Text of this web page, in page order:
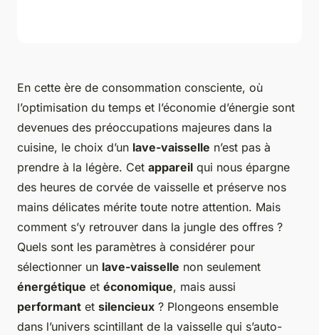
En cette ère de consommation consciente, où
l’optimisation du temps et l’économie d’énergie sont
devenues des préoccupations majeures dans la
cuisine, le choix d’un lave-vaisselle n’est pas à
prendre à la légère. Cet appareil qui nous épargne
des heures de corvée de vaisselle et préserve nos
mains délicates mérite toute notre attention. Mais
comment s’y retrouver dans la jungle des offres ?
Quels sont les paramètres à considérer pour
sélectionner un lave-vaisselle non seulement
énergétique et économique, mais aussi
performant et silencieux ? Plongeons ensemble
dans l’univers scintillant de la vaisselle qui s’auto-